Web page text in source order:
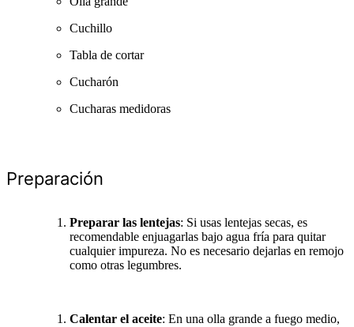
Cuchillo
Tabla de cortar
Cucharón
Cucharas medidoras
Preparación
Preparar las lentejas: Si usas lentejas secas, es
recomendable enjuagarlas bajo agua fría para quitar
cualquier impureza. No es necesario dejarlas en remojo
como otras legumbres.
Calentar el aceite: En una olla grande a fuego medio,